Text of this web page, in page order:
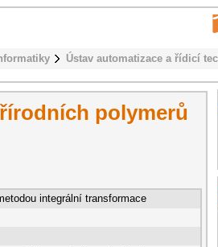
Ústav automatizace a řídicí
polymerů
integrální transformace